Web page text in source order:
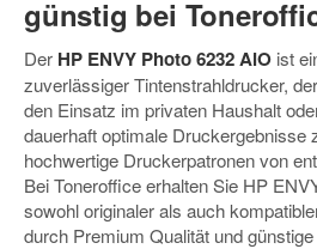
günstig bei
Der HP ENVY Photo 6232 AiO ist
zuverlässiger Tintenstrahldrucker,
den Einsatz im privaten Haushalt
dauerhaft optimale Druckergebnisse
hochwertige Druckerpatronen von
Bei Toneroffice erhalten Sie HP
sowohl originaler als auch
durch Premium Qualität und